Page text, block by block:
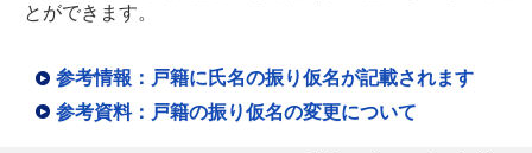
とができます。
参考情報：戸籍に氏名の振り仮名が記載されます
参考資料：戸籍の振り仮名の変更について